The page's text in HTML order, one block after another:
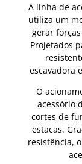
A linha de
utiliza um
gerar
Projetados
escavadora
O
acessório
cortes de
estacas.
resistência,